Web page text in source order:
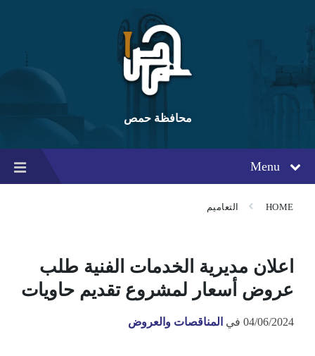
content
main
navigation
footer
محافظة حمص
Menu
HOME التعاميم
اعلان مديرية الخدمات الفنية طلب
عروض أسعار لمشروع تقديم حاويات
04/06/2024 في المناقصات والعروض